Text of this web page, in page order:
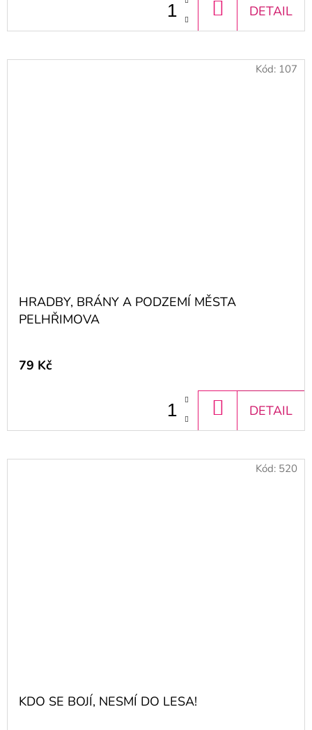
KOŠÍKU
DETAIL
HRADBY, BRÁNY A PODZEMÍ MĚSTA
PELHŘIMOVA
79 Kč
KOŠÍKU
DETAIL
Kód: 107
KDO SE BOJÍ, NESMÍ DO LESA!
Kód: 520